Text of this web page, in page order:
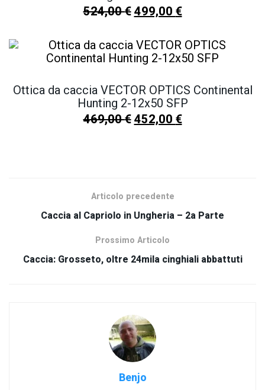
524,00€499,00€
Ottica da caccia VECTOR OPTICS Continental
Hunting 2-12x50 SFP
469,00€452,00€
Articolo precedente
Caccia al Capriolo in Ungheria – 2a Parte
Prossimo Articolo
Caccia: Grosseto, oltre 24mila cinghiali abbattuti
Benjo